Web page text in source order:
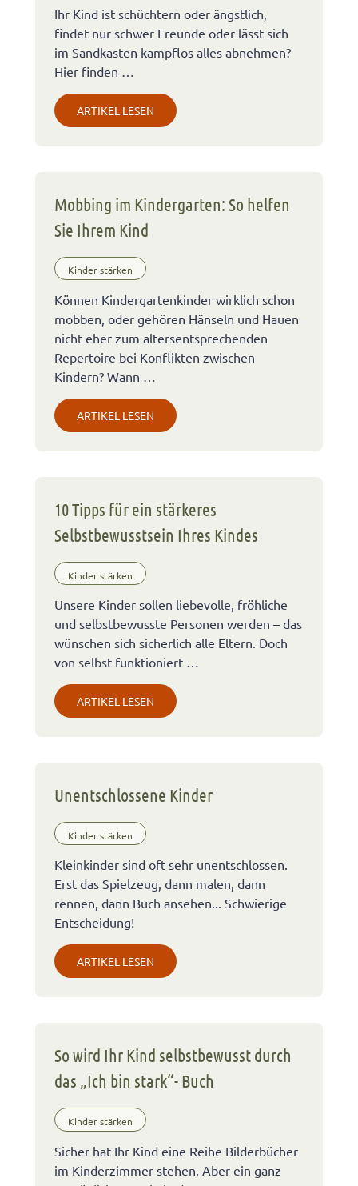
Ihr Kind ist schüchtern oder ängstlich,
findet nur schwer Freunde oder lässt sich
im Sandkasten kampflos alles abnehmen?
Hier finden …
ARTIKEL LESEN
Mobbing im Kindergarten: So helfen
Sie Ihrem Kind
Kinder stärken
Können Kindergartenkinder wirklich schon
mobben, oder gehören Hänseln und Hauen
nicht eher zum altersentsprechenden
Repertoire bei Konflikten zwischen
Kindern? Wann …
ARTIKEL LESEN
10 Tipps für ein stärkeres
Selbstbewusstsein Ihres Kindes
Kinder stärken
Unsere Kinder sollen liebevolle, fröhliche
und selbstbewusste Personen werden – das
wünschen sich sicherlich alle Eltern. Doch
von selbst funktioniert …
ARTIKEL LESEN
Unentschlossene Kinder
Kinder stärken
Kleinkinder sind oft sehr unentschlossen.
Erst das Spielzeug, dann malen, dann
rennen, dann Buch ansehen... Schwierige
Entscheidung!
ARTIKEL LESEN
So wird Ihr Kind selbstbewusst durch
das „Ich bin stark“- Buch
Kinder stärken
Sicher hat Ihr Kind eine Reihe Bilderbücher
im Kinderzimmer stehen. Aber ein ganz